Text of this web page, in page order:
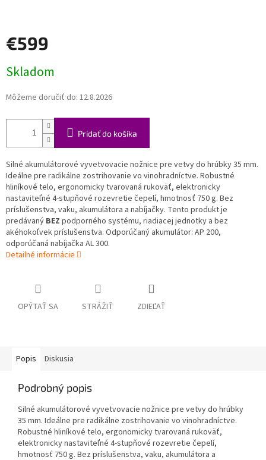
€599
cena:
Skladom
Môžeme doručiť do: 12.8.2026
Pridať do košíka
Silné akumulátorové vyvetvovacie nožnice pre vetvy do hrúbky 35 mm.
Ideálne pre radikálne zostrihovanie vo vinohradníctve. Robustné
hliníkové telo, ergonomicky tvarovaná rukoväť, elektronicky
nastaviteľné 4-stupňové rozevretie čepelí, hmotnosť 750 g. Bez
príslušenstva, vaku, akumulátora a nabíjačky. Tento produkt je
predávaný BEZ podporného systému, riadiacej jednotky a bez
akéhokoľvek príslušenstva. Odporúčaný akumulátor: AP 200,
odporúčaná nabíjačka AL 300.
Detailné informácie
OPÝTAŤ SA STRÁŽIŤ ZDIEĽAŤ
Popis Diskusia
Podrobný popis
Silné akumulátorové vyvetvovacie nožnice pre vetvy do hrúbky
35 mm. Ideálne pre radikálne zostrihovanie vo vinohradníctve.
Robustné hliníkové telo, ergonomicky tvarovaná rukoväť,
elektronicky nastaviteľné 4-stupňové rozevretie čepelí,
hmotnosť 750 g. Bez príslušenstva, vaku, akumulátora a